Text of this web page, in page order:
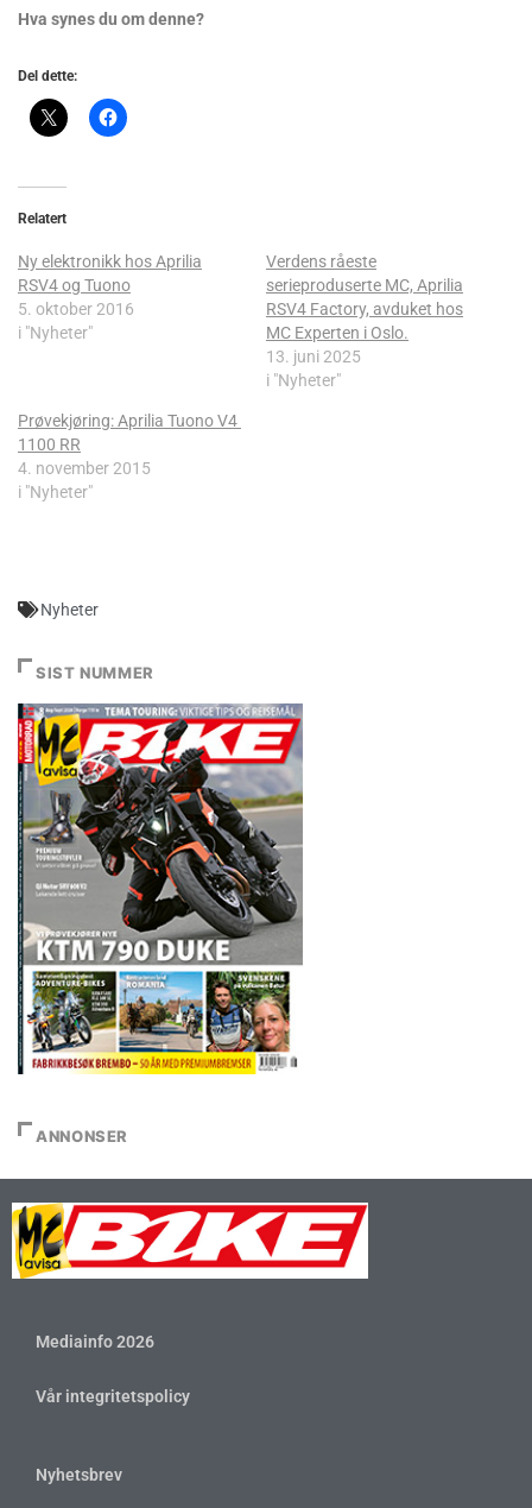
Hva synes du om denne?
Del dette:
Relatert
Ny elektronikk hos Aprilia
RSV4 og Tuono
5. oktober 2016
i "Nyheter"
Verdens råeste
serieproduserte MC, Aprilia
RSV4 Factory, avduket hos
MC Experten i Oslo.
13. juni 2025
i "Nyheter"
Prøvekjøring: Aprilia Tuono V4
1100 RR
4. november 2015
i "Nyheter"
Nyheter
SIST NUMMER
ANNONSER
Mediainfo 2026
Vår integritetspolicy
Nyhetsbrev